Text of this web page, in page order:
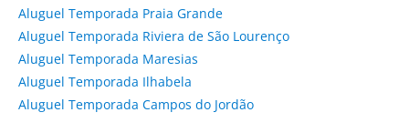
Aluguel Temporada Praia Grande
Aluguel Temporada Riviera de São Lourenço
Aluguel Temporada Maresias
Aluguel Temporada Ilhabela
Aluguel Temporada Campos do Jordão